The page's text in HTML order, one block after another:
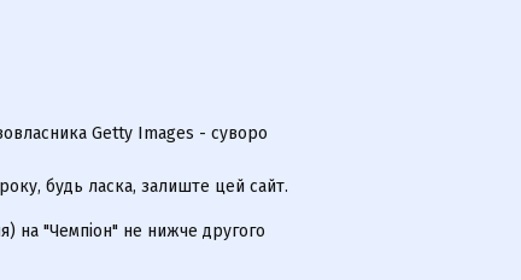
Getty Images - суворо
будь ласка, залиште цей сайт.
на "Чемпіон" не нижче другого